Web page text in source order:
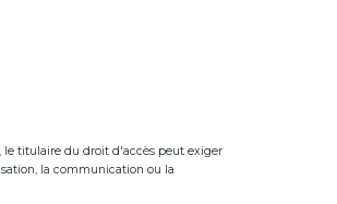
le titulaire du droit d'accès peut exiger
la communication ou la